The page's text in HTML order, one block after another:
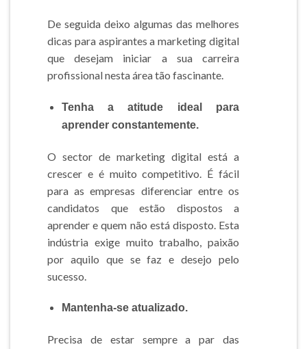
De seguida deixo algumas das melhores
dicas para aspirantes a marketing digital
que desejam iniciar a sua carreira
profissional nesta área tão fascinante.
Tenha a atitude ideal para
aprender constantemente.
O sector de marketing digital está a
crescer e é muito competitivo. É fácil
para as empresas diferenciar entre os
candidatos que estão dispostos a
aprender e quem não está disposto. Esta
indústria exige muito trabalho, paixão
por aquilo que se faz e desejo pelo
sucesso.
Mantenha-se atualizado.
Precisa de estar sempre a par das